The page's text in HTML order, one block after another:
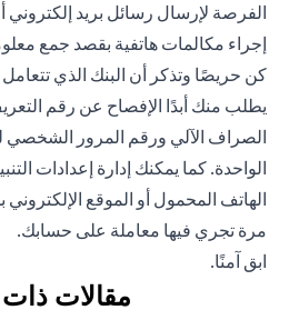
الفرصة لإرسال رسائل بريد
إجراء مكالمات هاتفية بقصد جمع
كن حريصًا وتذكر أن البنك الذي
يطلب منك أبدًا الإفصاح عن رقم
الصراف الآلي ورقم المرور الشخصي
الواحدة. كما يمكنك إدارة إعدادات
الهاتف المحمول أو الموقع
مرة تجري فيها معاملة على حسابك.
ابق آمنًا.
مقالات